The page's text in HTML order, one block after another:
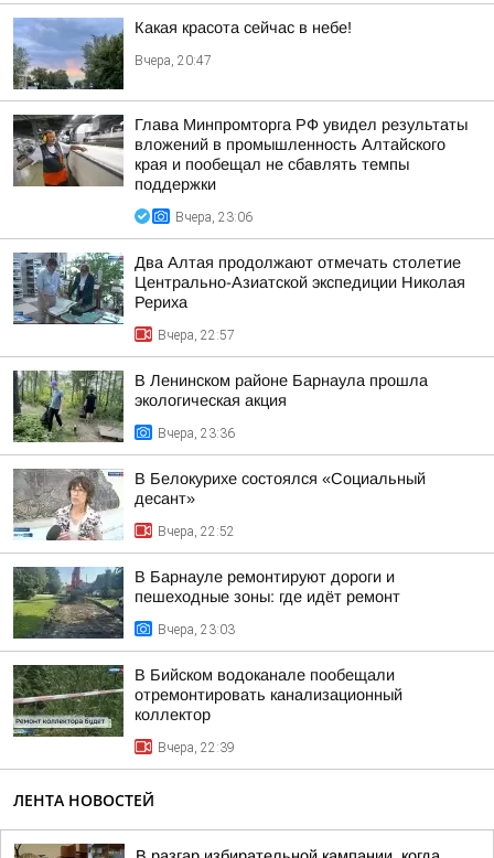
Какая красота сейчас в небе!
Вчера, 20:47
Глава Минпромторга РФ увидел результаты
вложений в промышленность Алтайского
края и пообещал не сбавлять темпы
поддержки
Вчера, 23:06
Два Алтая продолжают отмечать столетие
Центрально-Азиатской экспедиции Николая
Рериха
Вчера, 22:57
В Ленинском районе Барнаула прошла
экологическая акция
Вчера, 23:36
В Белокурихе состоялся «Социальный
десант»
Вчера, 22:52
В Барнауле ремонтируют дороги и
пешеходные зоны: где идёт ремонт
Вчера, 23:03
В Бийском водоканале пообещали
отремонтировать канализационный
коллектор
Вчера, 22:39
ЛЕНТА НОВОСТЕЙ